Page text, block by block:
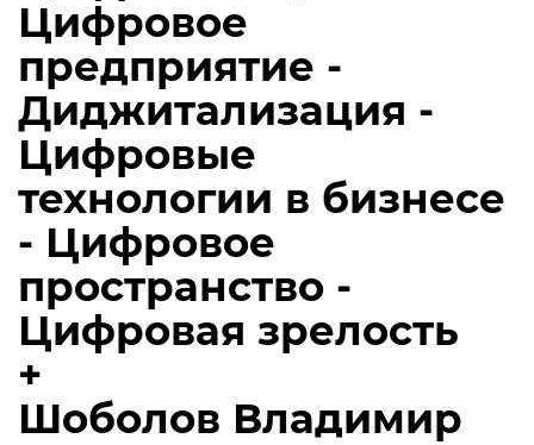
Цифровое
предприятие -
Диджитализация -
Цифровые
технологии в бизнесе
- Цифровое
пространство -
Цифровая зрелость
+
Шоболов Владимир